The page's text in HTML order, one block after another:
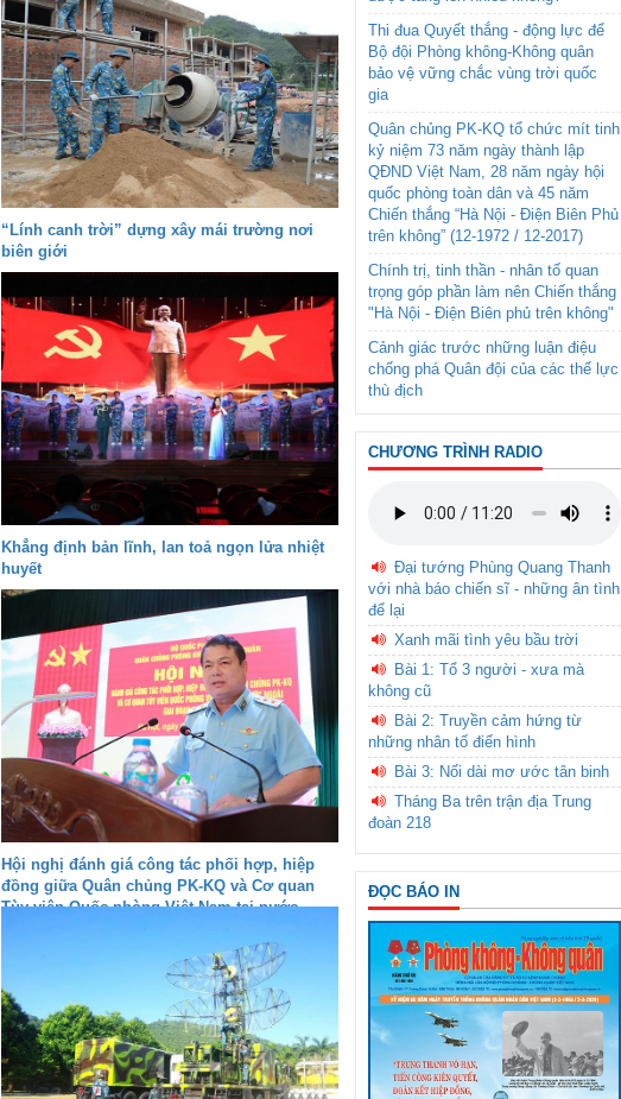
“Lính canh trời” dựng xây mái trường nơi
biên giới
Khẳng định bản lĩnh, lan toả ngọn lửa nhiệt
huyết
Hội nghị đánh giá công tác phối hợp, hiệp
đồng giữa Quân chủng PK-KQ và Cơ quan
Tùy viên Quốc phòng Việt Nam tại nước
Thi đua Quyết thắng - động lực để
Bộ đội Phòng không-Không quân
bảo vệ vững chắc vùng trời quốc
gia
Quân chủng PK-KQ tổ chức mít tinh
kỷ niệm 73 năm ngày thành lập
QĐND Việt Nam, 28 năm ngày hội
quốc phòng toàn dân và 45 năm
Chiến thắng “Hà Nội - Điện Biên Phủ
trên không” (12-1972 / 12-2017)
Chính trị, tinh thần - nhân tố quan
trọng góp phần làm nên Chiến thắng
"Hà Nội - Điện Biên phủ trên không"
Cảnh giác trước những luận điệu
chống phá Quân đội của các thế lực
thù địch
CHƯƠNG TRÌNH RADIO
Đại tướng Phùng Quang Thanh
với nhà báo chiến sĩ - những ân tình
để lại
Xanh mãi tình yêu bầu trời
Bài 1: Tổ 3 người - xưa mà
không cũ
Bài 2: Truyền cảm hứng từ
những nhân tố điển hình
Bài 3: Nối dài mơ ước tân binh
Tháng Ba trên trận địa Trung
đoàn 218
ĐỌC BÁO IN